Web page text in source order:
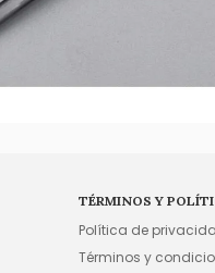
TÉRMINOS Y
Política de
Términos y